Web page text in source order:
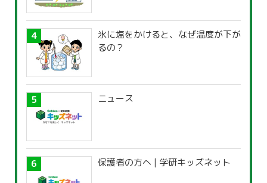
氷に塩をかけると、なぜ温度が下が
るの？
ニュース
保護者の方へ | 学研キッズネット